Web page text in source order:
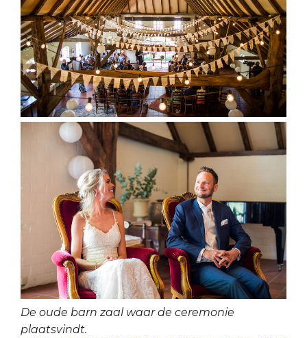
De oude barn zaal waar de ceremonie
plaatsvindt.